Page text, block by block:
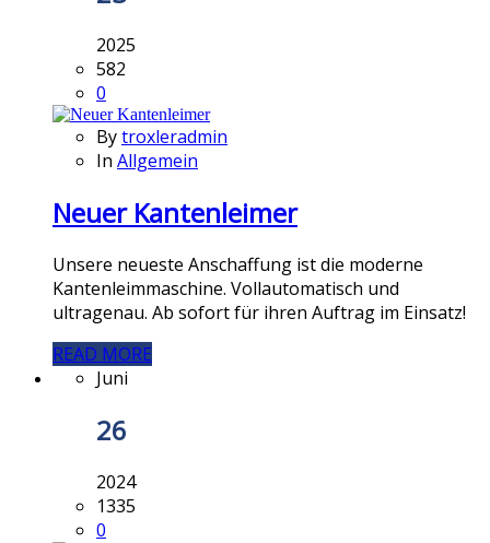
2025
582
0
Bytroxleradmin
In Allgemein
Neuer Kantenleimer
Unsere neueste Anschaffung ist die moderne
Kantenleimmaschine. Vollautomatisch und
ultragenau. Ab sofort für ihren Auftrag im Einsatz!
READ MORE
Juni
26
2024
1335
0